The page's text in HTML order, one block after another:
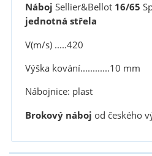
Náboj Sellier&Bellot 16/65
jednotná střela
V(m/s) .....420
Výška kování............10 mm
Nábojnice: plast
Brokový náboj od českého